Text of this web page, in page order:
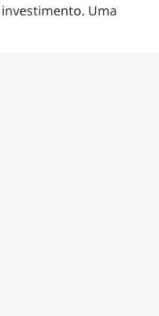
Uma